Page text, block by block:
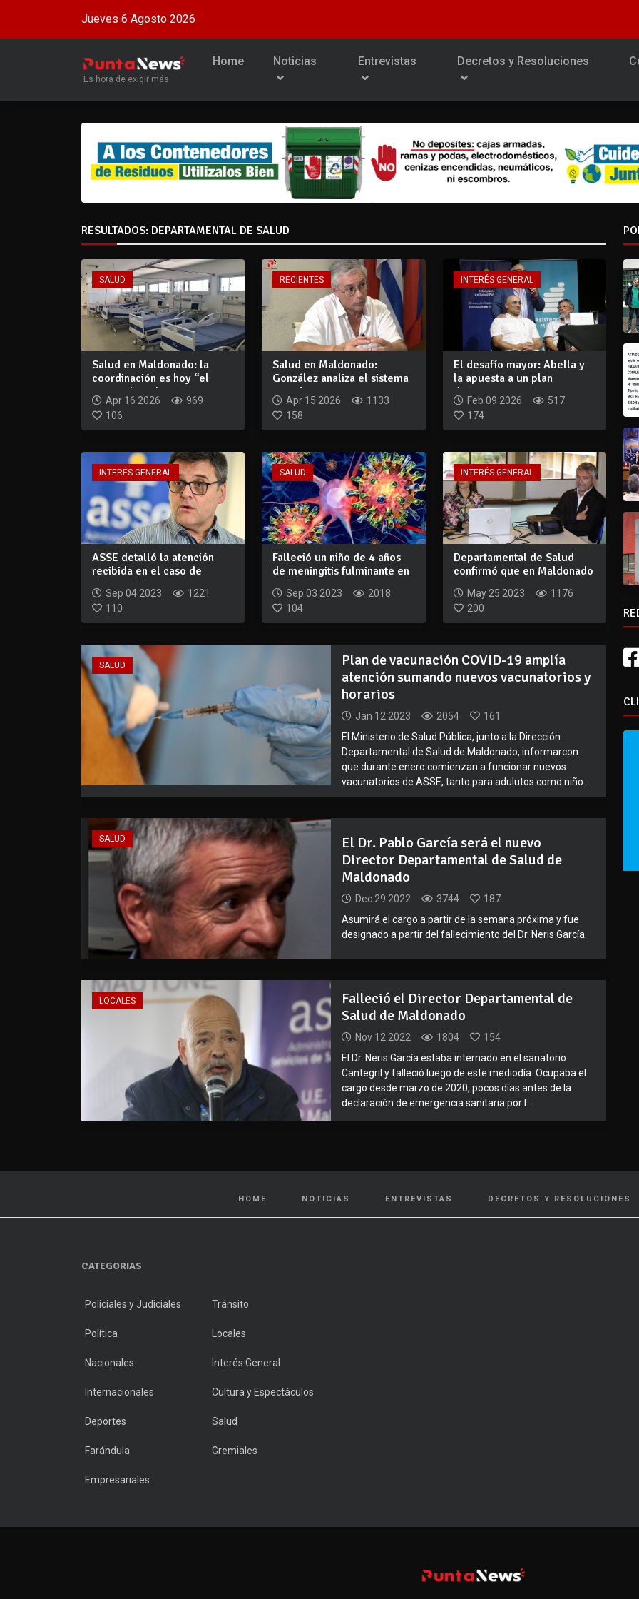
Jueves 6 Agosto 2026
Es hora de exigir más
Home Noticias Entrevistas Decretos y Resoluciones
RESULTADOS: DEPARTAMENTAL DE SALUD
SALUD
Salud en Maldonado: la
coordinación es hoy “el
mayor desvelo...
Apr 16 2026
969
106
RECIENTES
Salud en Maldonado:
González analiza el sistema
y confirma c...
Apr 15 2026
1133
158
INTERÉS GENERAL
El desafío mayor: Abella y
la apuesta a un plan
departamenta...
Feb 09 2026
517
174
INTERÉS GENERAL
ASSE detalló la atención
recibida en el caso de
púrpura fulm...
Sep 04 2023
1221
110
SALUD
Falleció un niño de 4 años
de meningitis fulminante en
Maldo...
Sep 03 2023
2018
104
INTERÉS GENERAL
Departamental de Salud
confirmó que en Maldonado
se corrobor...
May 25 2023
1176
200
SALUD
Plan de vacunación COVID-19 amplía
atención sumando nuevos vacunatorios y
horarios
Jan 12 2023 2054
161
El Ministerio de Salud Pública, junto a la Dirección
Departamental de Salud de Maldonado, informarcon
que durante enero comienzan a funcionar nuevos
vacunatorios de ASSE, tanto para adulutos como niño...
SALUD
El Dr. Pablo García será el nuevo
Director Departamental de Salud de
Maldonado
Dec 29 2022 3744
187
Asumirá el cargo a partir de la semana próxima y fue
designado a partir del fallecimiento del Dr. Neris García.
LOCALES
Falleció el Director Departamental de
Salud de Maldonado
Nov 12 2022 1804
154
El Dr. Neris García estaba internado en el sanatorio
Cantegril y falleció luego de este mediodía. Ocupaba el
cargo desde marzo de 2020, pocos días antes de la
declaración de emergencia sanitaria por l...
HOME NOTICIAS ENTREVISTAS DECRETOS Y RESOLUCIONES
CATEGORIAS
Policiales y Judiciales Tránsito
Política Locales
Nacionales Interés General
Internacionales Cultura y Espectáculos
Deportes Salud
Farándula Gremiales
Empresariales